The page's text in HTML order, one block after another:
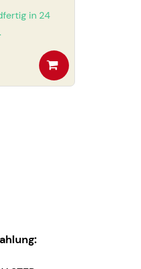
in 24